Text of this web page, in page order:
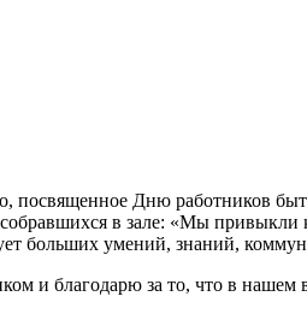
посвященное Дню работников
в зале: «Мы
больших умений, знаний,
и благодарю за то, что в